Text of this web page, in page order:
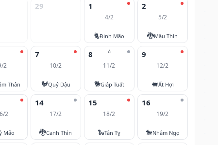
29 1
4/2
🐈Đinh Mão
2
5/2
🐉Mậu Thìn
2
Thân
7
10/2
🐓Quý Dậu
⭐
8
11/2
🐕Giáp Tuất
9
12/2
🐖Ất Hợi
2
Mão
14
17/2
🐉Canh Thìn
15
18/2
🐍Tân Tỵ
16
19/2
🐎Nhâm Ngọ